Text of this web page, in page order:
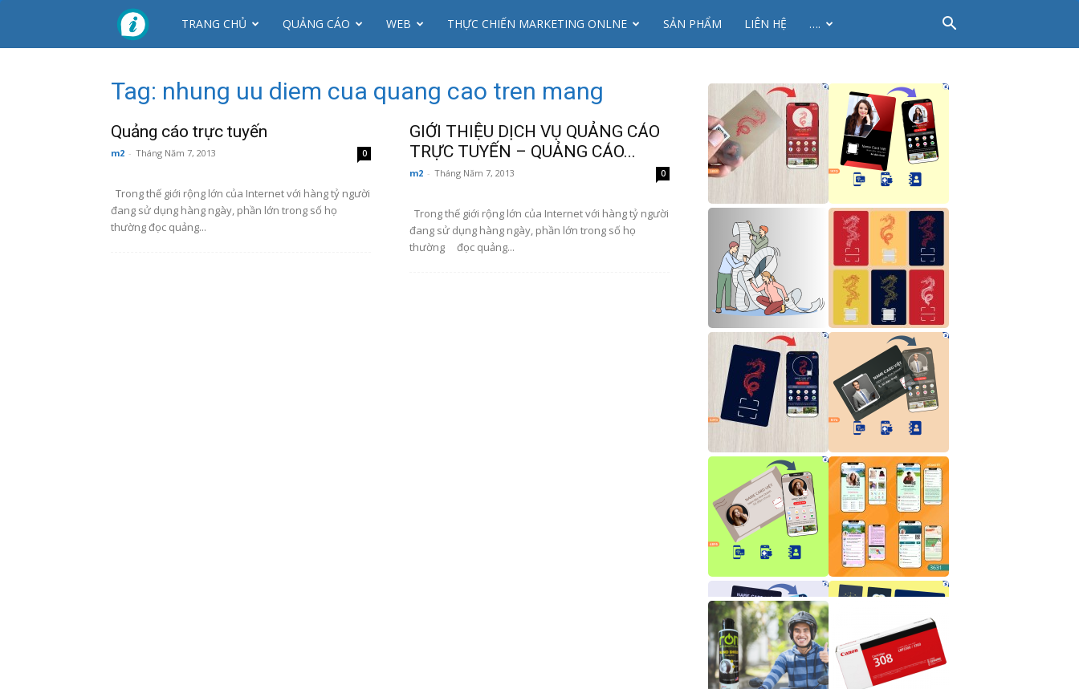
CTYTRANG CHỦ QUẢNG CÁO WEB THỰC CHIẾN MARKETING ONLNE SẢN PHẨM LIÊN HỆ ….
Tag: nhung uu diem cua quang cao tren mang
Quảng cáo trực tuyến
m2 - Tháng Năm 7, 2013 0
Trong thế giới rộng lớn của Internet với hàng tỷ người
đang sử dụng hàng ngày, phần lớn trong số họ
thường đọc quảng...
GIỚI THIỆU DỊCH VỤ QUẢNG CÁO
TRỰC TUYẾN – QUẢNG CÁO...
m2 - Tháng Năm 7, 2013 0
Trong thế giới rộng lớn của Internet với hàng tỷ người
đang sử dụng hàng ngày, phần lớn trong số họ
thường đọc quảng...